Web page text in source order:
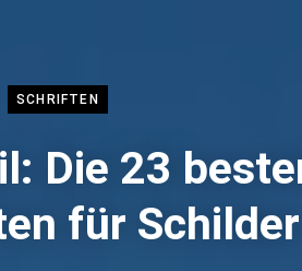
SCHRIFTEN
Die 23
für Schilder